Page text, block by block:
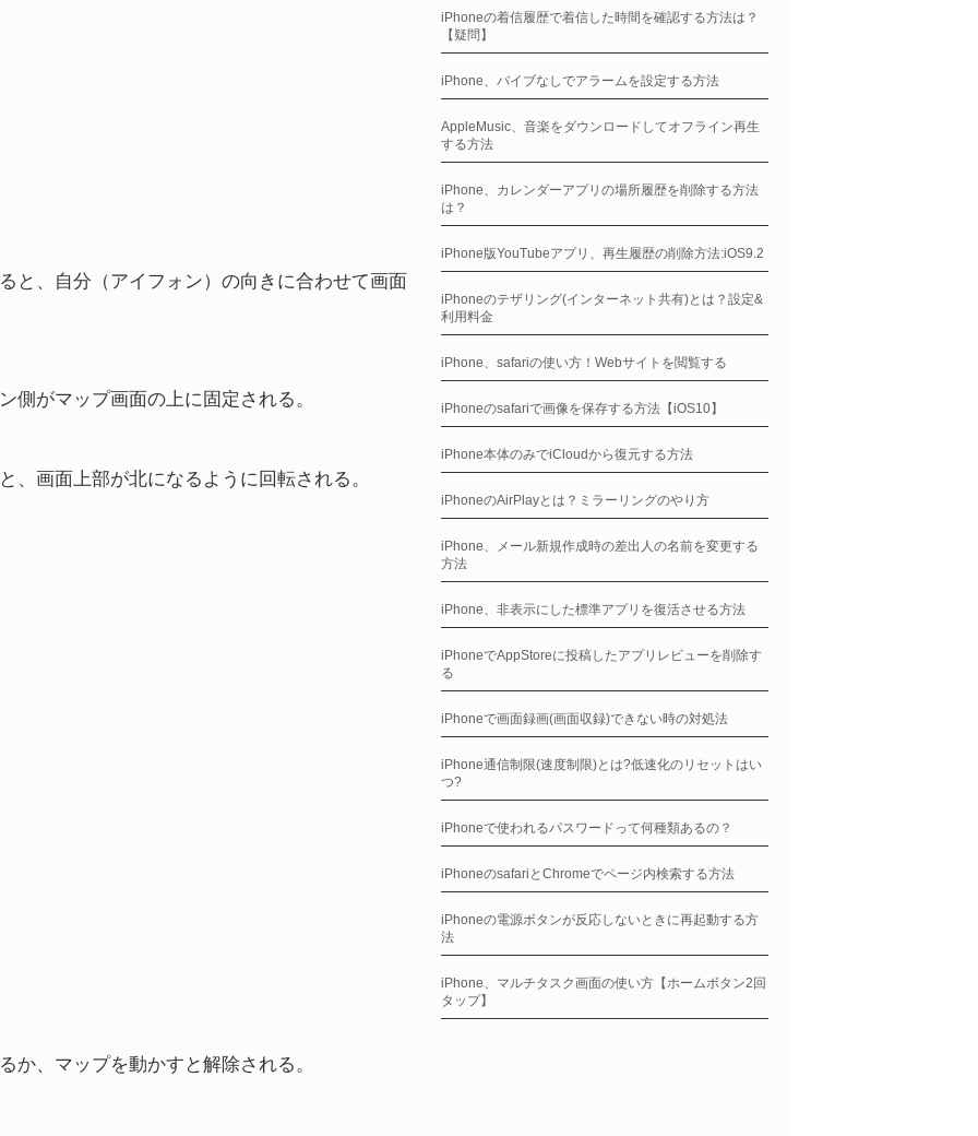
と、自分（アイフォン）の向きに合わせて画面
がマップ画面の上に固定される。
、画面上部が北になるように回転される。
か、マップを動かすと解除される。
iPhoneの着信履歴で着信した時間を確認する方法は？
【疑問】
iPhone、バイブなしでアラームを設定する方法
AppleMusic、音楽をダウンロードしてオフライン再生
する方法
iPhone、カレンダーアプリの場所履歴を削除する方法
は？
iPhone版YouTubeアプリ、再生履歴の削除方法:iOS9.2
iPhoneのテザリング(インターネット共有)とは？設定&
利用料金
iPhone、safariの使い方！Webサイトを閲覧する
iPhoneのsafariで画像を保存する方法【iOS10】
iPhone本体のみでiCloudから復元する方法
iPhoneのAirPlayとは？ミラーリングのやり方
iPhone、メール新規作成時の差出人の名前を変更する
方法
iPhone、非表示にした標準アプリを復活させる方法
iPhoneでAppStoreに投稿したアプリレビューを削除す
る
iPhoneで画面録画(画面収録)できない時の対処法
iPhone通信制限(速度制限)とは?低速化のリセットはい
つ?
iPhoneで使われるパスワードって何種類あるの？
iPhoneのsafariとChromeでページ内検索する方法
iPhoneの電源ボタンが反応しないときに再起動する方
法
iPhone、マルチタスク画面の使い方【ホームボタン2回
タップ】